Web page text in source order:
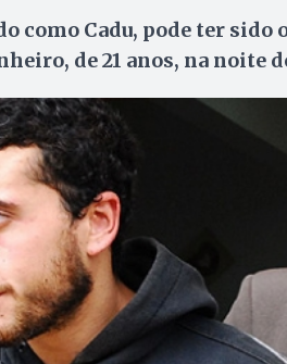
como Cadu, pode ter
de 21 anos, na noite